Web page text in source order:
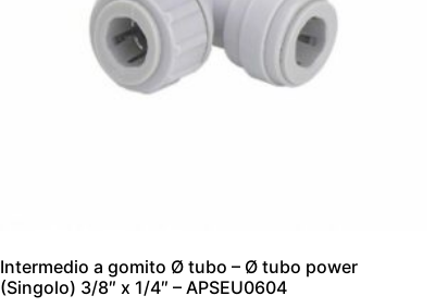
Intermedio a gomito Ø tubo – Ø tubo power
(Singolo) 3/8″ x 1/4″ – APSEU0604